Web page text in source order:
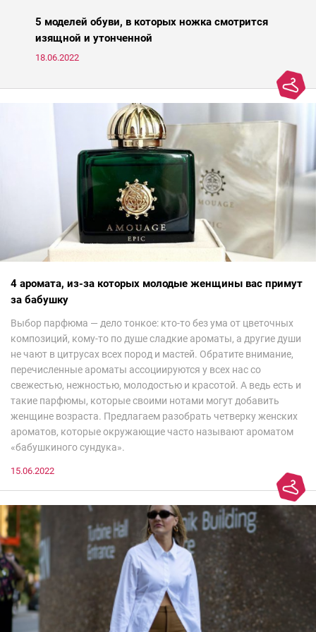
средств для молодости от Ксении Вебер, косметолога-эстетиста
и «эксперта идеальной кожи Intercharm 2020».
5 моделей обуви, в которых ножка смотрится
изящной и утонченной
18.06.2022
4 аромата, из-за которых молодые женщины вас примут
за бабушку
Выбор парфюма — дело тонкое: кто-то без ума от цветочных
композиций, кому-то по душе сладкие ароматы, а другие души
не чают в цитрусах всех пород и мастей. Обратите внимание,
перечисленные ароматы ассоциируются у всех нас со
свежестью, нежностью, молодостью и красотой. А ведь есть и
такие парфюмы, которые своими нотами могут добавить
женщине возраста. Предлагаем разобрать четверку женских
ароматов, которые окружающие часто называют ароматом
«бабушкиного сундука».
15.06.2022